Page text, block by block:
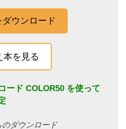
ウンロード
本を見る
ード COLOR50 を使って
のダウンロード